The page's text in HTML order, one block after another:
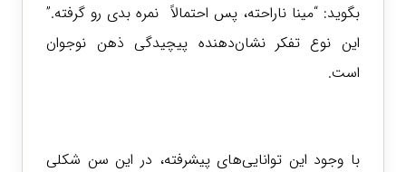
بگوید: “مینا ناراحته، پس احتمالاً نمره بدی رو گرفته.”
این نوع تفکر نشان‌دهنده پیچیدگی ذهن نوجوان
است.
با وجود این توانایی‌های پیشرفته، در این سن شکلی